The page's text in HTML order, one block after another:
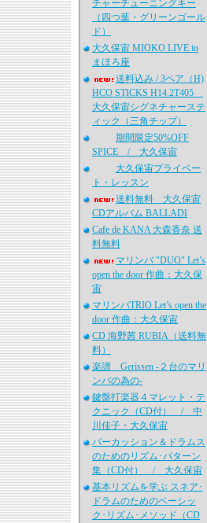
チャーチューニングキー
（四つ葉・グリーンゴール
ド）
大久保宙 MIOKO LIVE in
まほろ座
送料込み / 3ペア（H)
HCO STICKS H14.2T405
大久保宙シグネチャーステ
ィック（三角チップ）
期間限定50%OFF
SPICE / 大久保宙
大久保宙プライベー
ト・レッスン
送料無料 大久保宙
CDアルバム BALLADI
Cafe de KANA 大森香奈 送
料無料
マリンバ "DUO" Let’s
open the door 作曲：大久保
宙
マリンバTRIO Let’s open the
door 作曲：大久保宙
CD 海野茜 RUBIA（送料無
料）
楽譜 Gerissen -２台のマリ
ンバの為の-
鍵盤打楽器４マレット・テ
クニック（CD付） / 中
川佳子・大久保宙
パーカッション＆ドラムス
のためのリズム･パターン
集（CD付） / 大久保宙
基本リズムを学ぶ スネア･
ドラムのためのベーシッ
ク･リズム･メソッド（CD